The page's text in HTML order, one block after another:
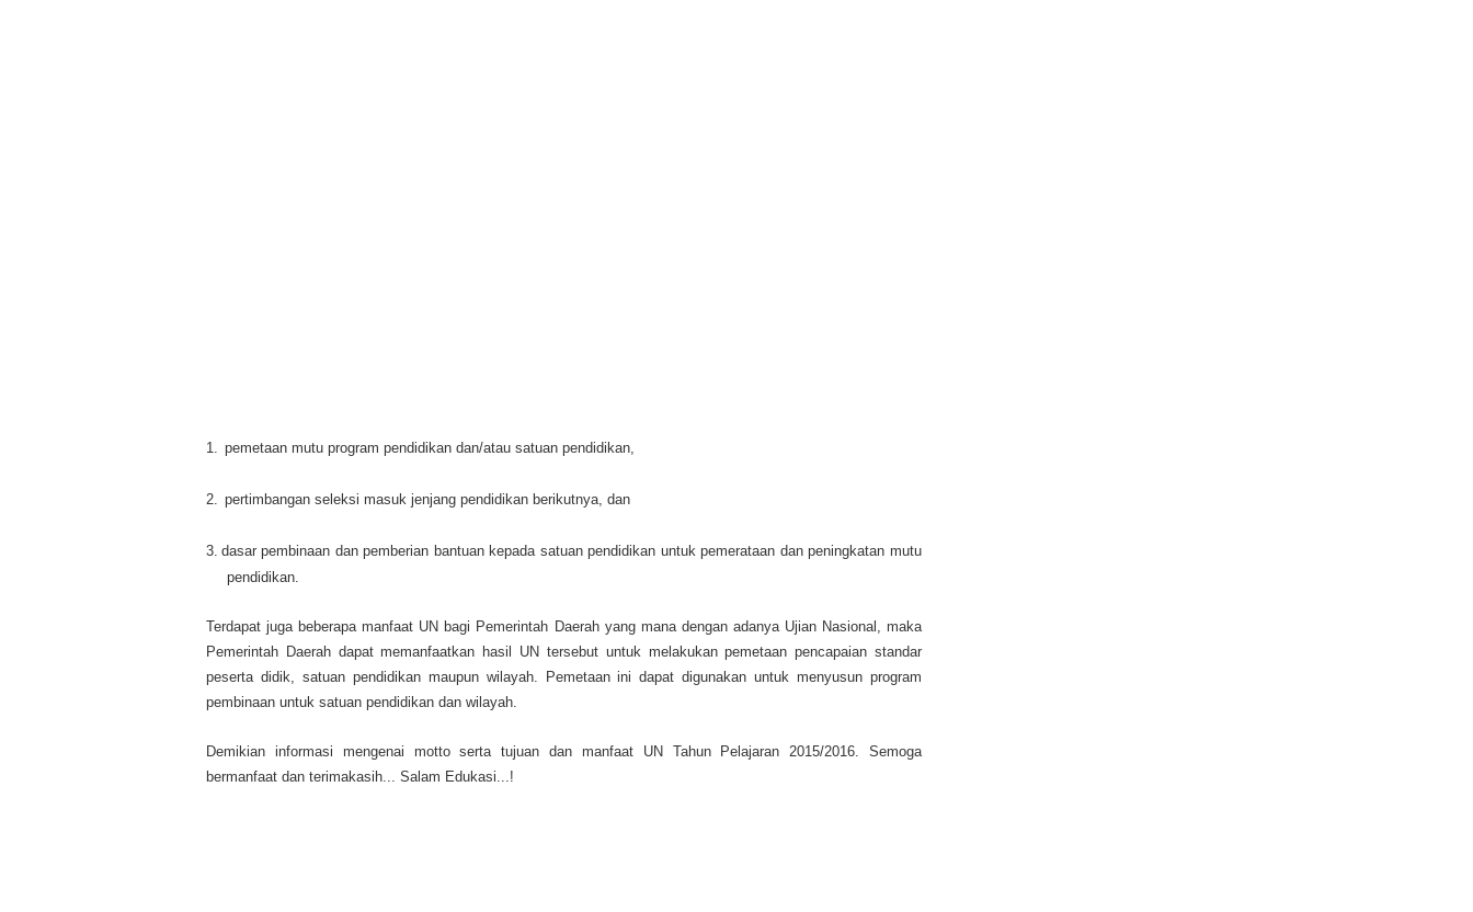
1. pemetaan mutu program pendidikan dan/atau satuan pendidikan,
2. pertimbangan seleksi masuk jenjang pendidikan berikutnya, dan
3. dasar pembinaan dan pemberian bantuan kepada satuan pendidikan untuk pemerataan dan peningkatan mutu
pendidikan.
Terdapat juga beberapa manfaat UN bagi Pemerintah Daerah yang mana dengan adanya Ujian Nasional, maka
Pemerintah Daerah dapat memanfaatkan hasil UN tersebut untuk melakukan pemetaan pencapaian standar
peserta didik, satuan pendidikan maupun wilayah. Pemetaan ini dapat digunakan untuk menyusun program
pembinaan untuk satuan pendidikan dan wilayah.
Demikian informasi mengenai motto serta tujuan dan manfaat UN Tahun Pelajaran 2015/2016. Semoga
bermanfaat dan terimakasih... Salam Edukasi...!